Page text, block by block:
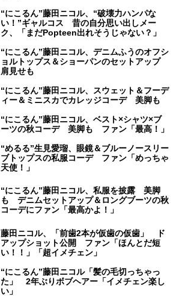
“にこるん”藤田ニコル、“破壊力ハンパな
い！”ギャルコス 昔の自分思い出しメー
ク、「まだPopteen出れそうじゃない？」
“にこるん”藤田ニコル、デニムふうのオフシ
ョルトップス＆ショーパンのセットアップ
肩見せも
“にこるん”藤田ニコル、スウェット＆フーデ
ィー＆ミニスカでカレッジコーデ 美脚も
“にこるん”藤田ニコル、ベスト×シャツ×ブ
ーツの秋コーデ 美脚も ファン「最高！」
“めるる”生見愛瑠、眼鏡＆ブルーノースリー
ブトップスの私服コーデ ファン「めっちゃ
天使！」
“にこるん”藤田ニコル、私服を披露 美脚
も デニムセットアップ＆ロングブーツの秋
コーデにファン「最高かよ！」
藤田ニコル、「前歯2本が仮歯の仮歯」 ド
アップショット公開 ファン「ほんとだ短
い！！」「超イメチェン」
“にこるん”藤田ニコル「髪の毛切っちゃっ
た」 2年ぶりボブヘアー「イメチェン楽し
い」